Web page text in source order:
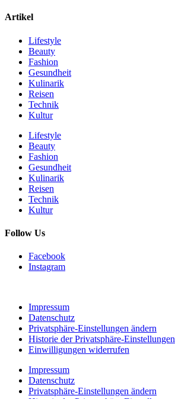
Artikel
Lifestyle
Beauty
Fashion
Gesundheit
Kulinarik
Reisen
Technik
Kultur
Lifestyle
Beauty
Fashion
Gesundheit
Kulinarik
Reisen
Technik
Kultur
Follow Us
Facebook
Instagram
Impressum
Datenschutz
Privatsphäre-Einstellungen ändern
Historie der Privatsphäre-Einstellungen
Einwilligungen widerrufen
Impressum
Datenschutz
Privatsphäre-Einstellungen ändern